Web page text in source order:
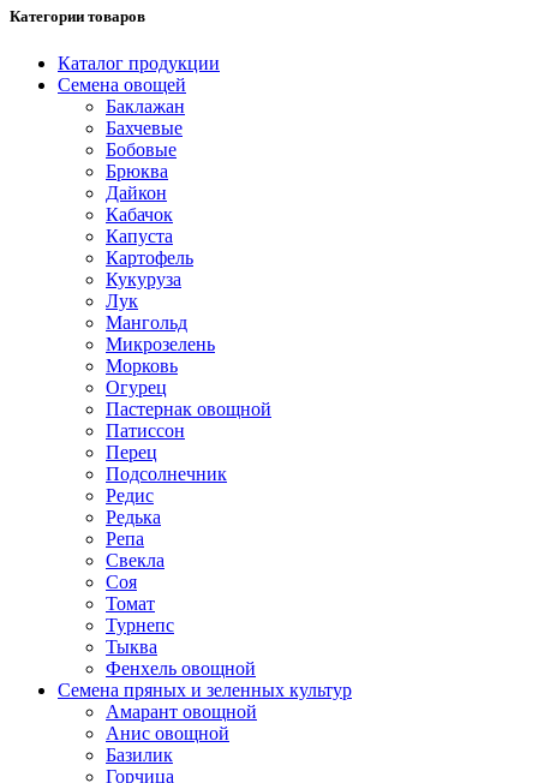
Категории товаров
Каталог продукции
Семена овощей
Баклажан
Бахчевые
Бобовые
Брюква
Дайкон
Кабачок
Капуста
Картофель
Кукуруза
Лук
Мангольд
Микрозелень
Морковь
Огурец
Пастернак овощной
Патиссон
Перец
Подсолнечник
Редис
Редька
Репа
Свекла
Соя
Томат
Турнепс
Тыква
Фенхель овощной
Семена пряных и зеленных культур
Амарант овощной
Анис овощной
Базилик
Горчица